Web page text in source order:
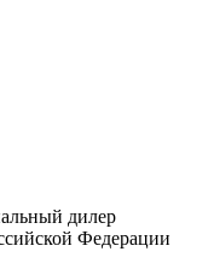
дилер
Федерации